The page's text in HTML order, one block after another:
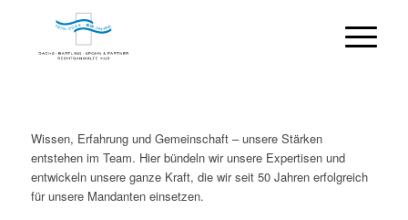
Wissen, Erfahrung und Gemeinschaft – unsere Stärken
entstehen im Team. Hier bündeln wir unsere Expertisen und
entwickeln unsere ganze Kraft, die wir seit 50 Jahren erfolgreich
für unsere Mandanten einsetzen.